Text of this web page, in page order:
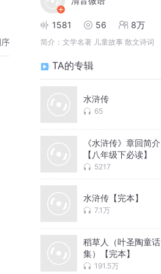
1581 56 8万
简介： 文学名著 儿童故事 散文诗词
TA的专辑
水浒传
65
《水浒传》章回简介
【八年级下必读】
5217
水浒传【完本】
7.1万
稻草人（叶圣陶童话
集）【完本】
191.5万